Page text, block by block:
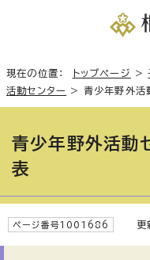
現在の位置： トップページ >
活動センター
> 青少年野外
青少年野外活動
表
ページ番号1001686 更